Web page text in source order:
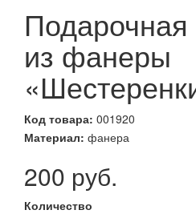
Подарочная
из фанеры
Код товара: 001920
Материал: фанера
200 руб.
Количество